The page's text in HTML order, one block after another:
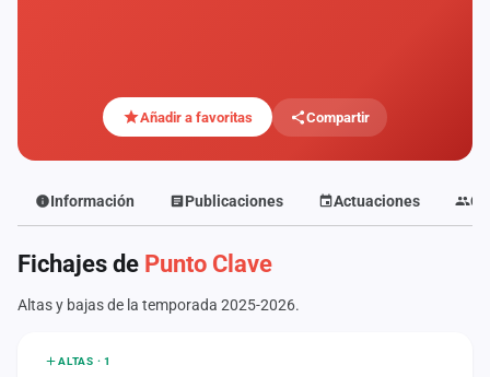
Añadir a favoritas Compartir
Información Publicaciones Actuaciones
Fichajes de Punto Clave
Altas y bajas de la temporada 2025-2026.
ALTAS · 1
Componentes
Fichajes
Agencias
Rankings
Vídeos
Anuncios